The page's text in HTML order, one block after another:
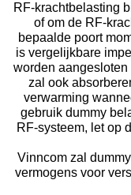
RF-krachtbelasting
of om de RF-
bepaalde poort
is vergelijkbare
worden
zal ook
verwarming
gebruik dummy
RF-systeem, let op
Vinncom zal
vermogens voor